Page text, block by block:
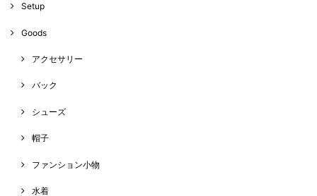
Setup
Goods
アクセサリー
バック
シューズ
帽子
ファンション小物
水着